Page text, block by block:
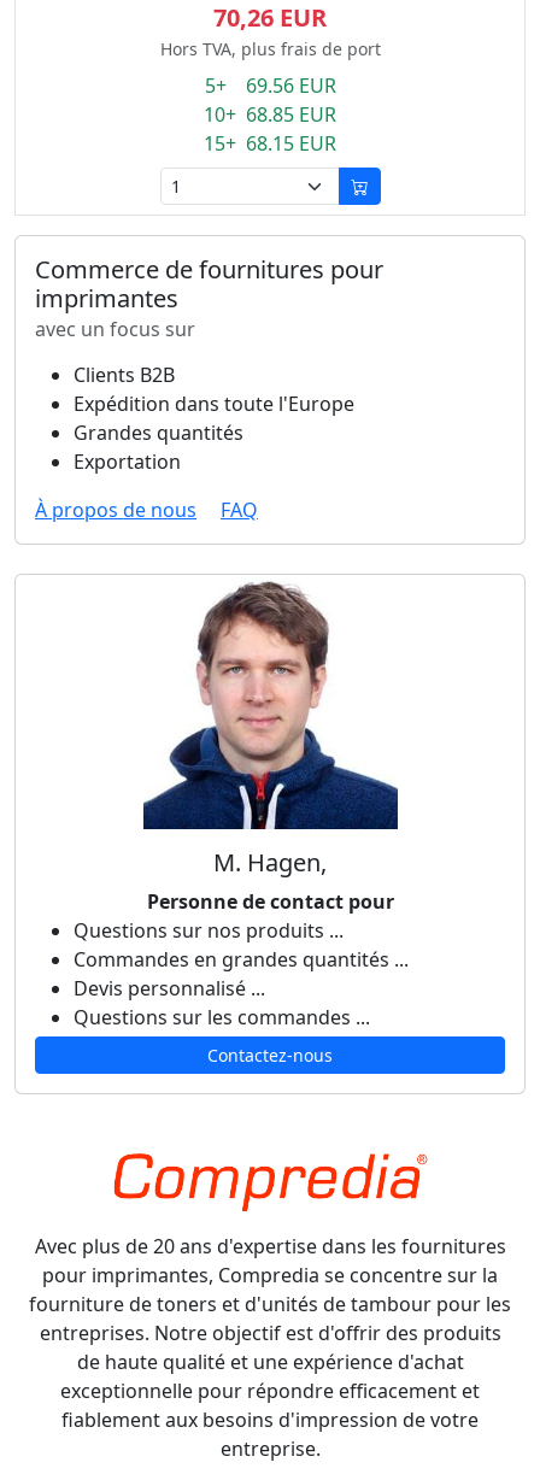
70,26 EUR
Hors TVA, plus frais de port
5+ 69.56 EUR
10+ 68.85 EUR
15+ 68.15 EUR
Commerce de fournitures pour
imprimantes
avec un focus sur
Clients B2B
Expédition dans toute l'Europe
Grandes quantités
Exportation
À propos de nous
FAQ
M. Hagen,
Personne de contact pour
Questions sur nos produits ...
Commandes en grandes quantités ...
Devis personnalisé ...
Questions sur les commandes ...
Contactez-nous
Avec plus de 20 ans d'expertise dans les fournitures
pour imprimantes, Compredia se concentre sur la
fourniture de toners et d'unités de tambour pour les
entreprises. Notre objectif est d'offrir des produits
de haute qualité et une expérience d'achat
exceptionnelle pour répondre efficacement et
fiablement aux besoins d'impression de votre
entreprise.